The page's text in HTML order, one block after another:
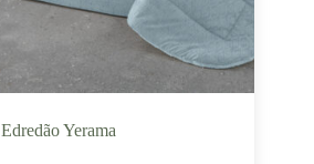
Edredão Yerama